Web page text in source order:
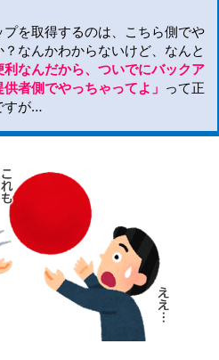
を取得するのは、こちら側でや
なんかわからないけど、なんと
利なんだから、ついでにバックア
者側でやっちゃってよ」 って正
すが…